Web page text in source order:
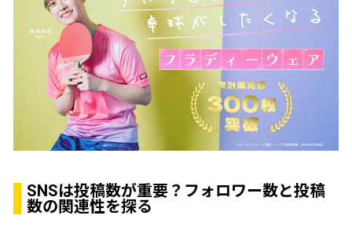
SNSは投稿数が重要？フォロワー数と投稿
数の関連性を探る